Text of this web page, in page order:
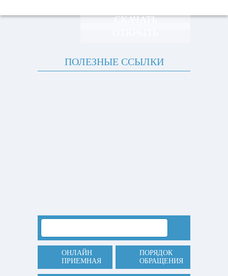
СКАЧАТЬ
ПОЛЕЗНЫЕ ССЫЛКИ
ОНЛАЙН
ПРИЕМНАЯ
ПОРЯДОК
ОБРАЩЕНИЯ